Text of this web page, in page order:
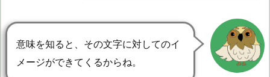
意味を知ると、その文字に対してのイ
メージができてくるからね。